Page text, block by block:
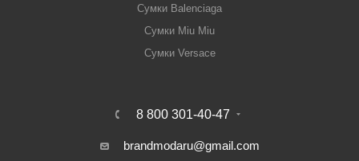
Сумки Balenciaga
Сумки Miu Miu
Сумки Versace
8 800 301-40-47
brandmodaru@gmail.com